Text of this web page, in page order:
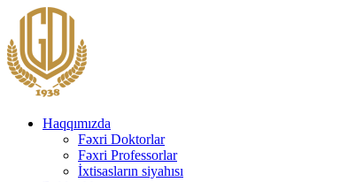
Haqqımızda
Fəxri Doktorlar
Fəxri Professorlar
İxtisasların siyahısı